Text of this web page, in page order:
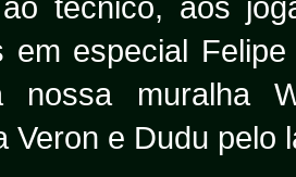
em especial
muralha
Veron e Dudu pelo